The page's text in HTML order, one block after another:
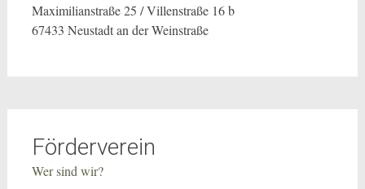
Maximilianstraße 25 / Villenstraße 16 b
67433 Neustadt an der Weinstraße
Förderverein
Wer sind wir?